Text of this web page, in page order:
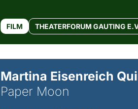
FILM THEATERFORUM GAUTING
Martina Eisenreich
Paper Moon